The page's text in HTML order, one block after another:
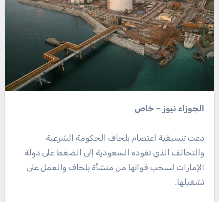
الجوزاء نيوز – خاص
دعت تنسيقية اعتصام بلحاف الحكومة الشرعية
والتحالف الذي تقوده السعودية إلى الضغط على دولة
الإمارات لسحب قواتها من منشأة بلحاف والعمل على
تشغيلها.